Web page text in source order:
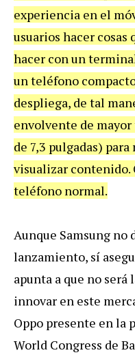
experiencia en el
usuarios hacer
hacer con un
un teléfono
despliega, de tal
envolvente de
de 7,3 pulgadas)
visualizar contenido.
teléfono normal.
Aunque Samsung no
lanzamiento, sí
apunta a que no
innovar en este
Oppo presente en la
World Congress de